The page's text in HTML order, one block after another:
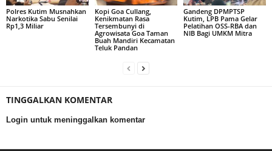
Polres Kutim Musnahkan
Narkotika Sabu Senilai
Rp1,3 Miliar
Kopi Goa Cullang,
Kenikmatan Rasa
Tersembunyi di
Agrowisata Goa Taman
Buah Mandiri Kecamatan
Teluk Pandan
Gandeng DPMPTSP
Kutim, LPB Pama Gelar
Pelatihan OSS-RBA dan
NIB Bagi UMKM Mitra
TINGGALKAN KOMENTAR
Login untuk meninggalkan komentar